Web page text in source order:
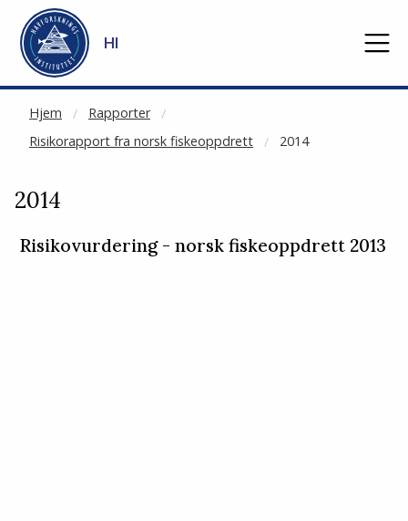
Gå til hovedinnhold
HI
Hjem
Rapporter
Risikorapport fra norsk fiskeoppdrett
2014
NOT CACHED
2014
Risikovurdering - norsk fiskeoppdrett 2013